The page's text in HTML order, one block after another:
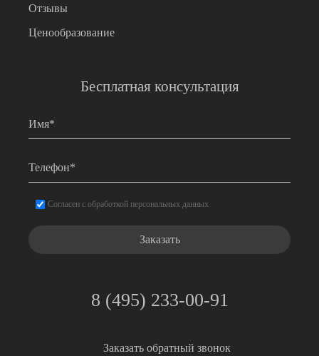
Отзывы
Ценообразование
Бесплатная консультация
Согласие*
Согласен с обработкой персональных данных
8 (495) 233-00-91
Заказать обратный звонок